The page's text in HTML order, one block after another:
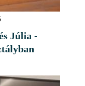
Júlia -